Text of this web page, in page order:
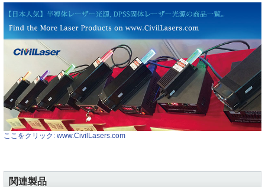
ここをクリック: www.CivilLasers.com
関連製品